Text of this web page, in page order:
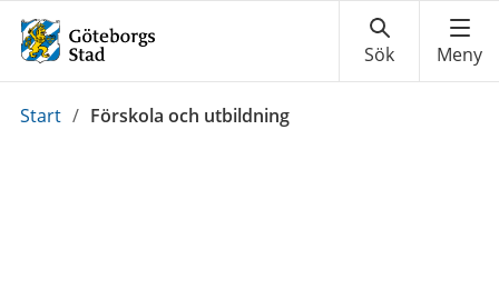
Du
Start / Förskola och utbildning